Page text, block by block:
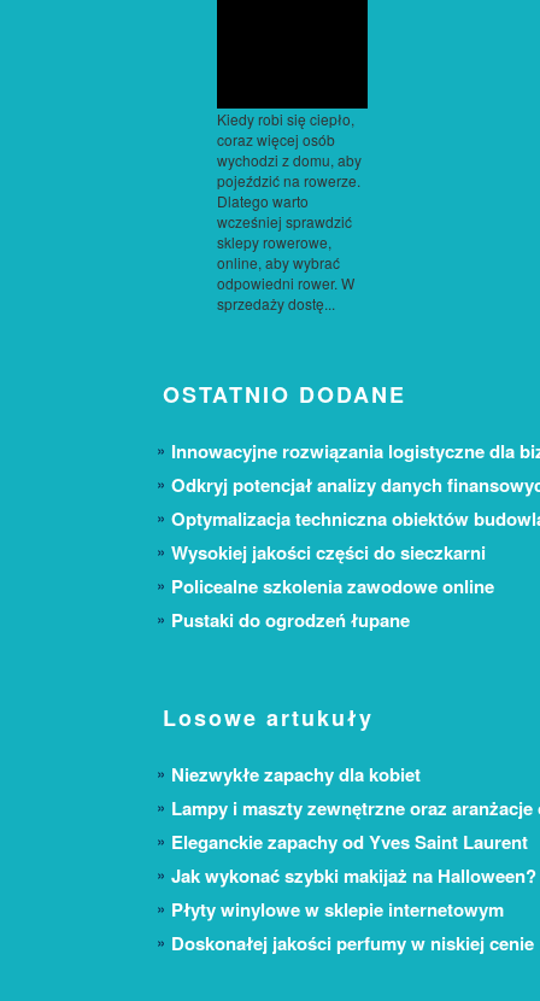
Kiedy robi się ciepło,
coraz więcej osób
wychodzi z domu, aby
pojeździć na rowerze.
Dlatego warto
wcześniej sprawdzić
sklepy rowerowe,
online, aby wybrać
odpowiedni rower. W
sprzedaży dostę...
OSTATNIO DODANE
Innowacyjne rozwiązania logistyczne dla
Odkryj potencjał analizy danych
Optymalizacja techniczna obiektów
Wysokiej jakości części do sieczkarni
Policealne szkolenia zawodowe online
Pustaki do ogrodzeń łupane
Losowe artukuły
Niezwykłe zapachy dla kobiet
Lampy i maszty zewnętrzne oraz
Eleganckie zapachy od Yves Saint Laurent
Jak wykonać szybki makijaż na Halloween?
Płyty winylowe w sklepie internetowym
Doskonałej jakości perfumy w niskiej cenie